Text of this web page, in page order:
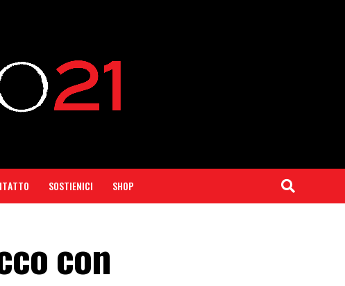
SOSTIENICI SHOP
con